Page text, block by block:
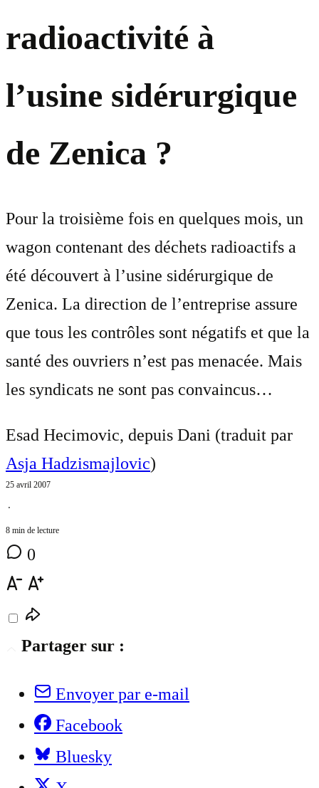
radioactivité à
l’usine sidérurgique
de Zenica ?
Pour la troisième fois en quelques mois, un
wagon contenant des déchets radioactifs a
été découvert à l’usine sidérurgique de
Zenica. La direction de l’entreprise assure
que tous les contrôles sont négatifs et que la
santé des ouvriers n’est pas menacée. Mais
les syndicats ne sont pas convaincus…
Esad Hecimovic, depuis Dani (traduit par
Asja Hadzismajlovic)
25 avril 2007
⋅
8 min de lecture
0
Partager sur :
Envoyer par e-mail
Facebook
Bluesky